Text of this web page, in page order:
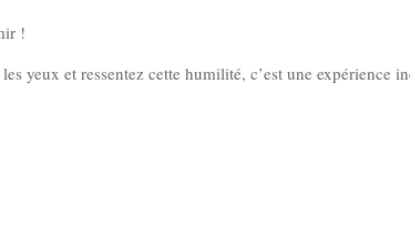
!
yeux et ressentez cette humilité, c’est une expérience